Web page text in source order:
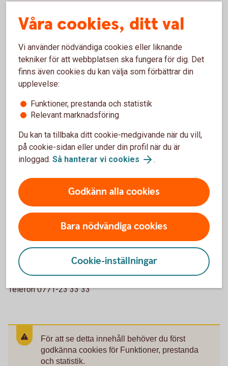
Om du drabbats av en skada, kontakta vår
samarbetspartner Tre Kronor Försäkring för att göra
din skadeanmälan.
Skada inom Sverige
Tid akuta skador, dygnet runt:
Skada utomlands
SOS International
Försäkringsgivare
Tre Kronor Försäkring AB
106 60 Stockholm
Telefon 0771-23 33 33
För att se detta innehåll behöver du först
godkänna cookies för Funktioner, prestanda
och statistik.
Våra cookies, ditt val
Vi använder nödvändiga cookies eller liknande
tekniker för att webbplatsen ska fungera för dig. Det
finns även cookies du kan välja som förbättrar din
upplevelse:
Funktioner, prestanda och statistik
Relevant marknadsföring
Du kan ta tillbaka ditt cookie-medgivande när du vill,
på cookie-sidan eller under din profil när du är
inloggad. Så hanterar vi cookies .
Godkänn alla cookies
Bara nödvändiga cookies
Cookie-inställningar